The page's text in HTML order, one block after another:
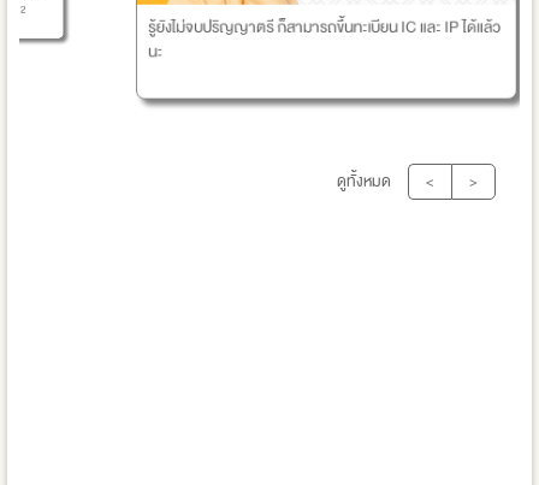
รู้ยังไม่จบปริญญาตรี ก็สามารถขึ้นทะเบียน IC และ IP ได้แล้ว
ดูทั้งหมด < >